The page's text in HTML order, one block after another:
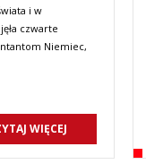
i w
czwarte
Niemiec,
WIĘCEJ